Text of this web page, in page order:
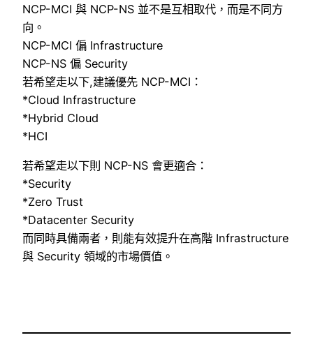
NCP-MCI 與 NCP-NS 並不是互相取代，而是不同方
向。
NCP-MCI 偏 Infrastructure
NCP-NS 偏 Security
若希望走以下,建議優先 NCP-MCI：
*Cloud Infrastructure
*Hybrid Cloud
*HCI
若希望走以下則 NCP-NS 會更適合：
*Security
*Zero Trust
*Datacenter Security
而同時具備兩者，則能有效提升在高階 Infrastructure
與 Security 領域的市場價值。